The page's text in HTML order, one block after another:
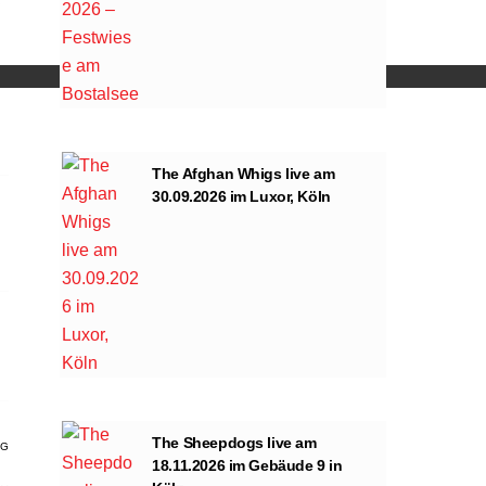
von YouTube.
The Afghan Whigs live am
30.09.2026 im Luxor, Köln
The Sheepdogs live am
18.11.2026 im Gebäude 9 in